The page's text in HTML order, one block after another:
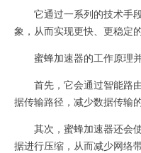
它通过一系列的技术手段
象，从而实现更快、更稳定
蜜蜂加速器的工作原理并
首先，它会通过智能路由
据传输路径，减少数据传输
其次，蜜蜂加速器还会使
据进行压缩，从而减少网络